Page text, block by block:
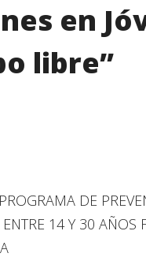
en
libre”
DE
14 Y 30 AÑOS